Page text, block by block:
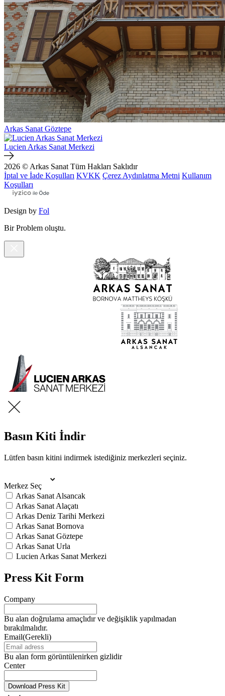
Arkas Sanat Göztepe
Lucien Arkas Sanat Merkezi
2026 © Arkas Sanat Tüm Hakları Saklıdır
İptal ve İade Koşulları KVKK Çerez Aydınlatma Metni Kullanım
Koşulları
Design by Fol
Bir Problem oluştu.
Basın Kiti İndir
Lütfen basın kitini indirmek istediğiniz merkezleri seçiniz.
Merkez Seç
Arkas Sanat Alsancak
Arkas Sanat Alaçatı
Arkas Deniz Tarihi Merkezi
Arkas Sanat Bornova
Arkas Sanat Göztepe
Arkas Sanat Urla
Lucien Arkas Sanat Merkezi
Press Kit Form
Company
Bu alan doğrulama amaçlıdır ve değişiklik yapılmadan
bırakılmalıdır.
Email(Gerekli)
Bu alan form görüntülenirken gizlidir
Center
Download Press Kit